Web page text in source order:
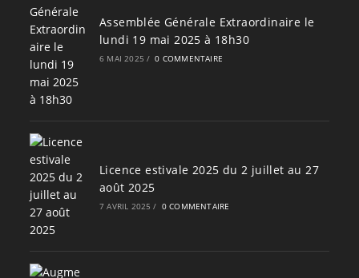
Assemblée Générale Extraordinaire le
lundi 19 mai 2025 à 18h30
6 MAI 2025 / 0 COMMENTAIRE
Licence estivale 2025 du 2 juillet au 27
août 2025
7 AVRIL 2025 / 0 COMMENTAIRE